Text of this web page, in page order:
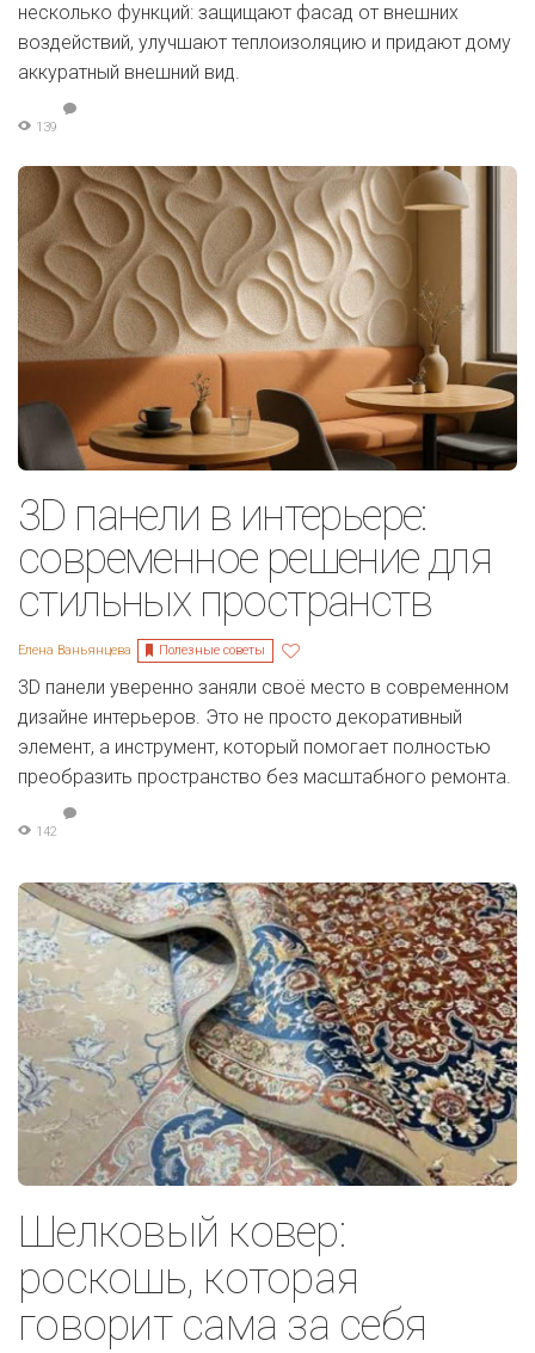
несколько функций: защищают фасад от внешних
воздействий, улучшают теплоизоляцию и придают дому
аккуратный внешний вид.
139
3D панели в интерьере:
современное решение для
стильных пространств
Елена Ваньянцева Полезные советы
3D панели уверенно заняли своё место в современном
дизайне интерьеров. Это не просто декоративный
элемент, а инструмент, который помогает полностью
преобразить пространство без масштабного ремонта.
142
Шелковый ковер:
роскошь, которая
говорит сама за себя